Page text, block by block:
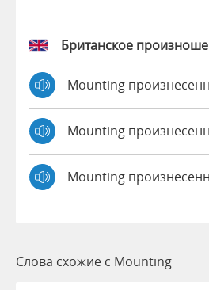
Британское
Mounting
Mounting
Mounting
Слова схожие с Mounting